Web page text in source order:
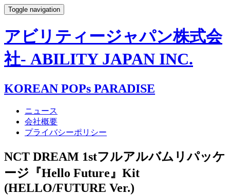
Toggle navigation
アビリティージャパン株式会
社- ABILITY JAPAN INC.
KOREAN POPs PARADISE
ニュース
会社概要
プライバシーポリシー
NCT DREAM 1stフルアルバムリパッケ
ージ『Hello Future』Kit
(HELLO/FUTURE Ver.)